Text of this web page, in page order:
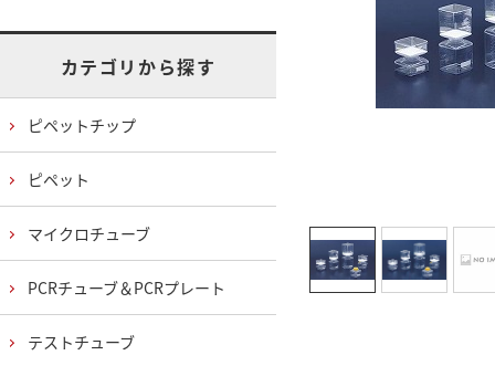
カテゴリから探す
ピペットチップ
ピペット
マイクロチューブ
PCRチューブ＆PCRプレート
テストチューブ